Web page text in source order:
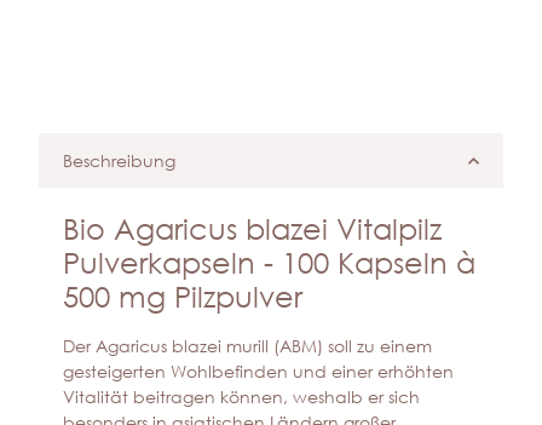
Beschreibung
Bio Agaricus blazei Vitalpilz
Pulverkapseln - 100 Kapseln à
500 mg Pilzpulver
Der Agaricus blazei murill (ABM) soll zu einem
gesteigerten Wohlbefinden und einer erhöhten
Vitalität beitragen können, weshalb er sich